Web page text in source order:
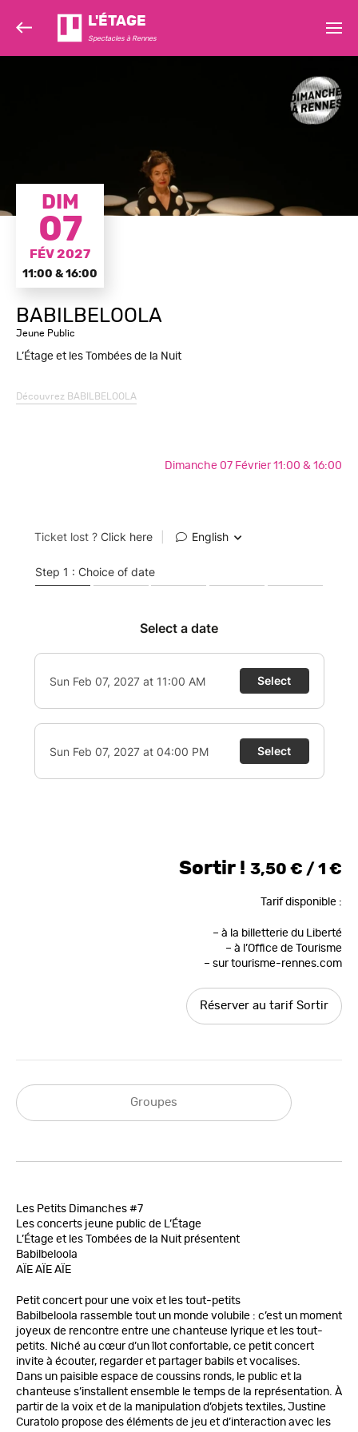
DIM
07
FÉV 2027
11:00 & 16:00
BABILBELOOLA
Jeune Public
L’Étage et les Tombées de la Nuit
Découvrez BABILBELOOLA
Dimanche 07 Février 11:00 & 16:00
Sortir ! 3,50 € / 1 €
Tarif disponible :
– à la billetterie du Liberté
– à l’Office de Tourisme
– sur tourisme-rennes.com
Réserver au tarif Sortir
Groupes
Les Petits Dimanches #7
Les concerts jeune public de L’Étage
L’Étage et les Tombées de la Nuit présentent
Babilbeloola
AÏE AÏE AÏE
Petit concert pour une voix et les tout-petits
Babilbeloola rassemble tout un monde volubile : c’est un moment
joyeux de rencontre entre une chanteuse lyrique et les tout-
petits. Niché au cœur d’un îlot confortable, ce petit concert
invite à écouter, regarder et partager babils et vocalises.
Dans un paisible espace de coussins ronds, le public et la
chanteuse s’installent ensemble le temps de la représentation. À
partir de la voix et de la manipulation d’objets textiles, Justine
Curatolo propose des éléments de jeu et d’interaction avec les
L'ÉTAGE
Spectacles à Rennes